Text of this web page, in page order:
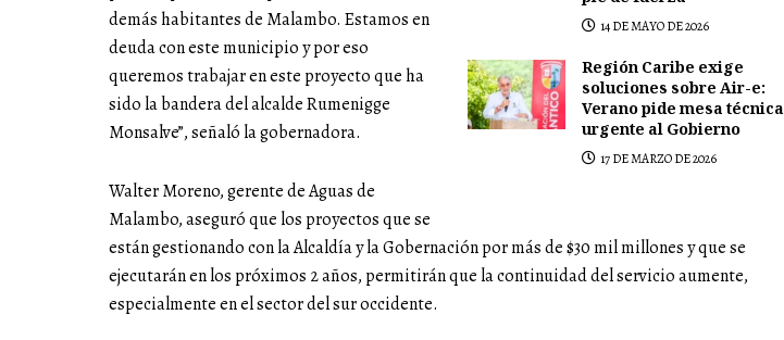
14 DE MAYO DE 2026
Región Caribe exige
soluciones sobre Air-e:
Verano pide mesa técnica
urgente al Gobierno
17 DE MARZO DE 2026
demás habitantes de Malambo. Estamos en
deuda con este municipio y por eso
queremos trabajar en este proyecto que ha
sido la bandera del alcalde Rumenigge
Monsalve”, señaló la gobernadora.
Walter Moreno, gerente de Aguas de
Malambo, aseguró que los proyectos que se
están gestionando con la Alcaldía y la Gobernación por más de $30 mil millones y que se
ejecutarán en los próximos 2 años, permitirán que la continuidad del servicio aumente,
especialmente en el sector del sur occidente.